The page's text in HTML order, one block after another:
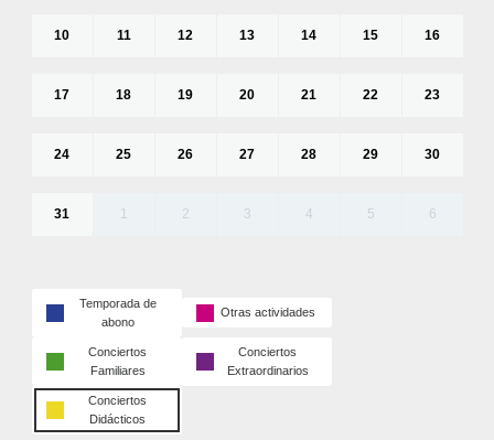
10 11 12 13 14 15 16
17 18 19 20 21 22 23
24 25 26 27 28 29 30
31 1 2 3 4 5 6
Temporada de
abono
Otras actividades
Conciertos
Familiares
Conciertos
Extraordinarios
Conciertos
Didácticos